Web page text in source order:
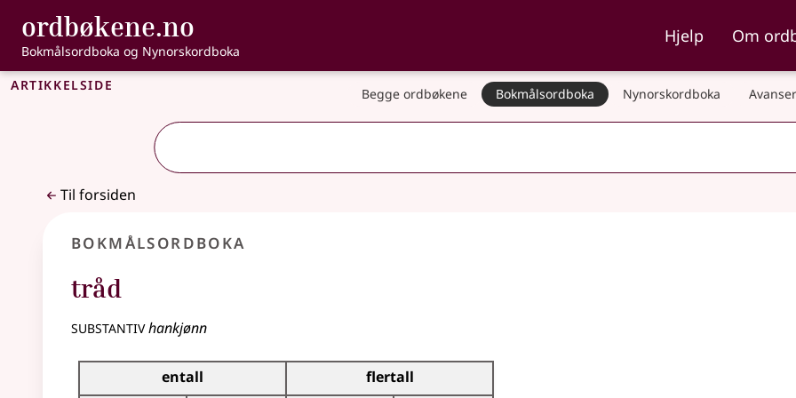
Gå til hovedinnhold
Tilgjengelighet
ordbøkene.no , Bokmålsordboka og Nynorskordboka
Bokmålsordboka og Nynorskordboka
Hjelp Om
Artikkelside Begge ordbøkene Bokmålsordboka Nynorskordboka
Til forsiden
Bokmålsordboka
tråd
substantivhankjønn
Bøyingstabell for dette substantivet
entall
flertall